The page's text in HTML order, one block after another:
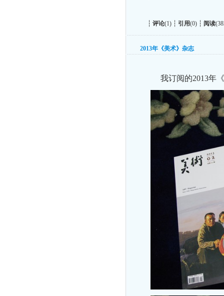
┆ 评论(1) ┆ 引用(0) ┆ 阅读
2013年《美术》杂志
我订阅的2013年